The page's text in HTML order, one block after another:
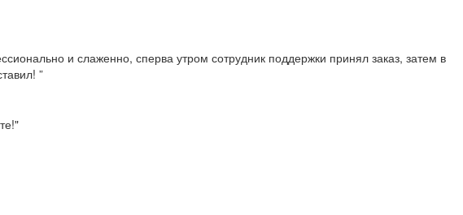
и слаженно, сперва утром сотрудник поддержки принял заказ, затем в
”